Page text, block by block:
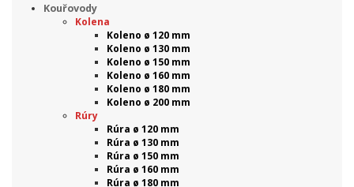
Kouřovody
Kolena
Koleno ø 120 mm
Koleno ø 130 mm
Koleno ø 150 mm
Koleno ø 160 mm
Koleno ø 180 mm
Koleno ø 200 mm
Rúry
Rúra ø 120 mm
Rúra ø 130 mm
Rúra ø 150 mm
Rúra ø 160 mm
Rúra ø 180 mm